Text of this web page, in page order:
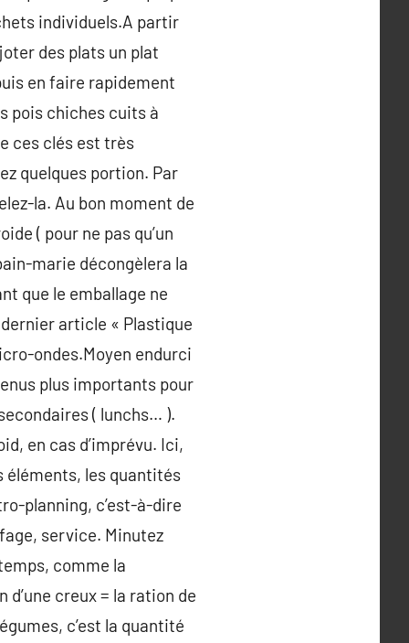
individuels.A partir
des plats un plat
en faire rapidement
pois chiches cuits à
ces clés est très
quelques portion. Par
la. Au bon moment de
( pour ne pas qu’un
marie décongèlera la
que le emballage ne
article « Plastique
ondes.Moyen endurci
plus importants pour
( lunchs… ).
en cas d’imprévu. Ici,
éléments, les quantités
planning, c’est-à-dire
service. Minutez
comme la
creux = la ration de
c’est la quantité